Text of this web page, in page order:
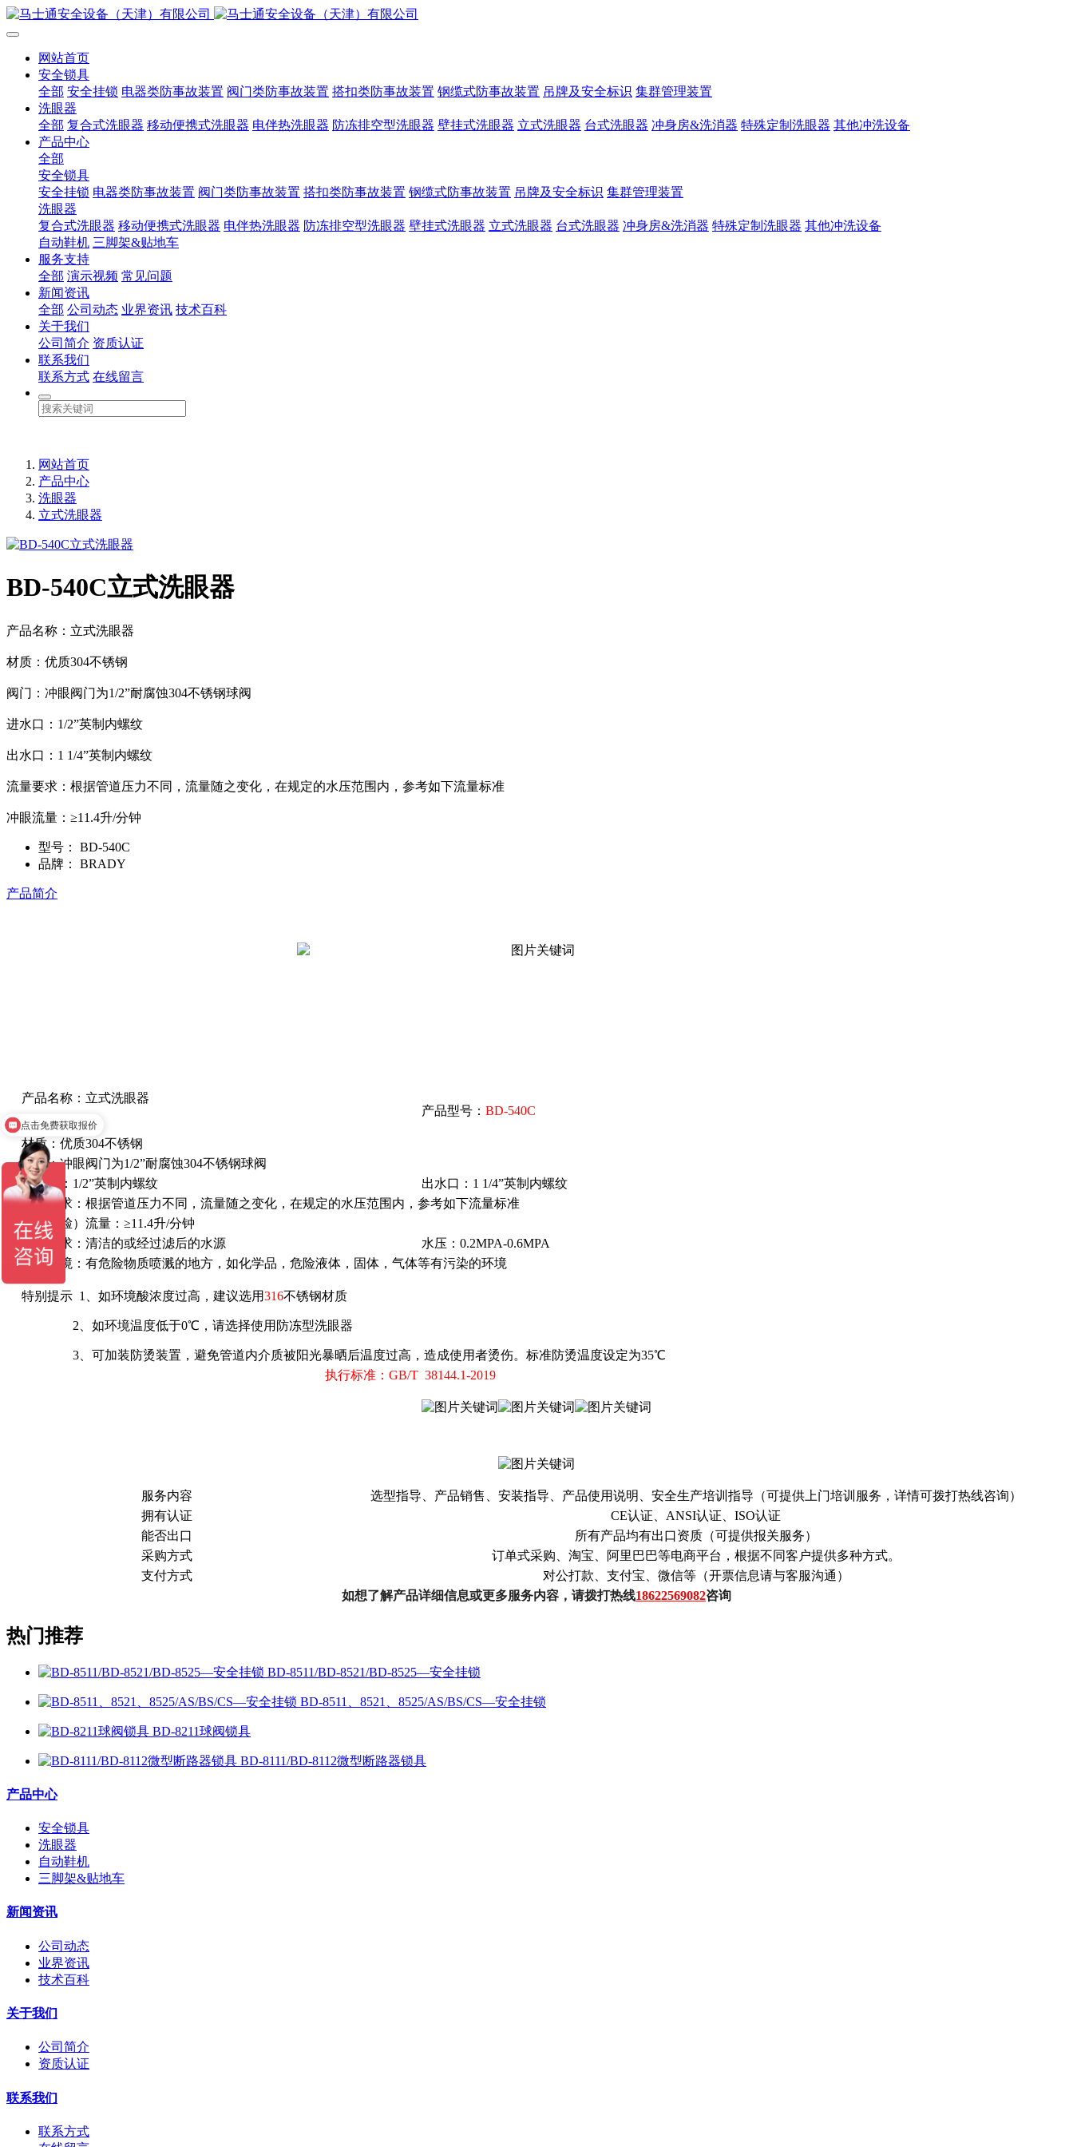
网站首页
安全锁具
全部 安全挂锁 电器类防事故装置 阀门类防事故装置 搭扣类防事故装置 钢缆式防事故装置 吊牌及安全标识 集群管理装置
洗眼器
全部 复合式洗眼器 移动便携式洗眼器 电伴热洗眼器 防冻排空型洗眼器 壁挂式洗眼器 立式洗眼器 台式洗眼器 冲身房&洗消器 特殊定制洗眼器 其他冲洗设备
产品中心
全部
安全锁具
安全挂锁 电器类防事故装置 阀门类防事故装置 搭扣类防事故装置 钢缆式防事故装置 吊牌及安全标识 集群管理装置
洗眼器
复合式洗眼器 移动便携式洗眼器 电伴热洗眼器 防冻排空型洗眼器 壁挂式洗眼器 立式洗眼器 台式洗眼器 冲身房&洗消器 特殊定制洗眼器 其他冲洗设备
自动鞋机 三脚架&贴地车
服务支持
全部 演示视频 常见问题
新闻资讯
全部 公司动态 业界资讯 技术百科
关于我们
公司简介 资质认证
联系我们
联系方式 在线留言
网站首页
产品中心
洗眼器
立式洗眼器
BD-540C立式洗眼器
产品名称：立式洗眼器
材质：优质304不锈钢
阀门：冲眼阀门为1/2”耐腐蚀304不锈钢球阀
进水口：1/2”英制内螺纹
出水口：1 1/4”英制内螺纹
流量要求：根据管道压力不同，流量随之变化，在规定的水压范围内，参考如下流量标准
冲眼流量：≥11.4升/分钟
型号：
BD-540C
品牌：
BRADY
产品简介
产品名称：立式洗眼器
产品型号： BD-540C
材质：优质304不锈钢
阀门：冲眼阀门为1/2”耐腐蚀304不锈钢球阀
进水口：1/2”英制内螺纹
出水口：1 1/4”英制内螺纹
流量要求：根据管道压力不同，流量随之变化，在规定的水压范围内，参考如下流量标准
冲眼（脸）流量：≥11.4升/分钟
水质要求：清洁的或经过滤后的水源
水压：0.2MPA-0.6MPA
使用环境：有危险物质喷溅的地方，如化学品，危险液体，固体，气体等有污染的环境
特别提示 1、如环境酸浓度过高，建议选用316不锈钢材质
2、如环境温度低于0℃，请选择使用防冻型洗眼器
3、可加装防烫装置，避免管道内介质被阳光暴晒后温度过高，造成使用者烫伤。标准防烫温度设定为35℃
执行标准：GB/T 38144.1-2019
服务内容
选型指导、产品销售、安装指导、产品使用说明、安全生产培训指导（可提供上门培训服务，详情可拨打热线咨询）
拥有认证
CE认证、ANSI认证、ISO认证
能否出口
所有产品均有出口资质（可提供报关服务）
采购方式
订单式采购、淘宝、阿里巴巴等电商平台，根据不同客户提供多种方式。
支付方式
对公打款、支付宝、微信等（开票信息请与客服沟通）
如想了解产品详细信息或更多服务内容，请拨打热线18622569082咨询
热门推荐
BD-8511/BD-8521/BD-8525—安全挂锁
BD-8511、8521、8525/AS/BS/CS—安全挂锁
BD-8211球阀锁具
BD-8111/BD-8112微型断路器锁具
产品中心
安全锁具
洗眼器
自动鞋机
三脚架&贴地车
新闻资讯
公司动态
业界资讯
技术百科
关于我们
公司简介
资质认证
联系我们
联系方式
点击进行产品选型